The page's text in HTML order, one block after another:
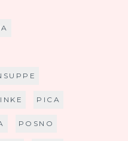
PICA
POSNO